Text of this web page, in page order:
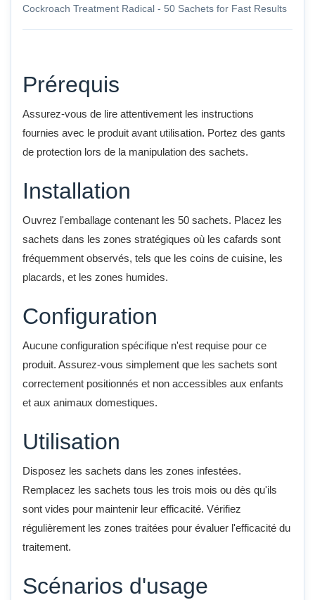
Cockroach Treatment Radical - 50 Sachets for Fast Results
Prérequis
Assurez-vous de lire attentivement les instructions
fournies avec le produit avant utilisation. Portez des gants
de protection lors de la manipulation des sachets.
Installation
Ouvrez l'emballage contenant les 50 sachets. Placez les
sachets dans les zones stratégiques où les cafards sont
fréquemment observés, tels que les coins de cuisine, les
placards, et les zones humides.
Configuration
Aucune configuration spécifique n'est requise pour ce
produit. Assurez-vous simplement que les sachets sont
correctement positionnés et non accessibles aux enfants
et aux animaux domestiques.
Utilisation
Disposez les sachets dans les zones infestées.
Remplacez les sachets tous les trois mois ou dès qu'ils
sont vides pour maintenir leur efficacité. Vérifiez
régulièrement les zones traitées pour évaluer l'efficacité du
traitement.
Scénarios d'usage